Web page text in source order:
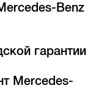
Benz
гарантии
Mercedes-